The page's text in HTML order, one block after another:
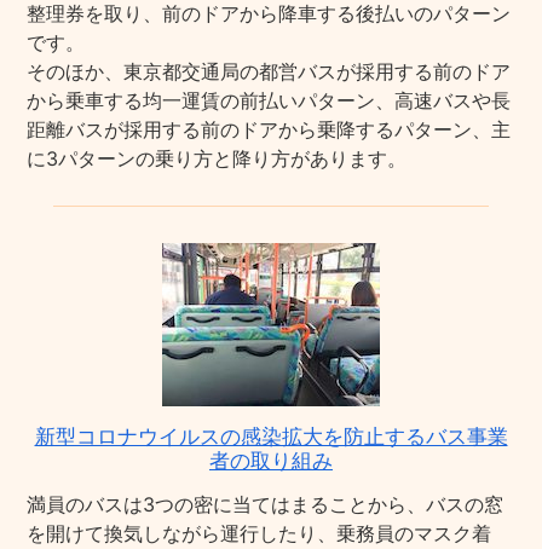
整理券を取り、前のドアから降車する後払いのパターン
です。
そのほか、東京都交通局の都営バスが採用する前のドア
から乗車する均一運賃の前払いパターン、高速バスや長
距離バスが採用する前のドアから乗降するパターン、主
に3パターンの乗り方と降り方があります。
新型コロナウイルスの感染拡大を防止するバス事業
者の取り組み
満員のバスは3つの密に当てはまることから、バスの窓
を開けて換気しながら運行したり、乗務員のマスク着